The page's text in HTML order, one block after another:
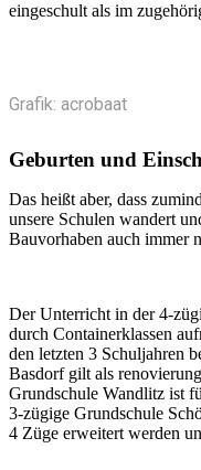
eingeschult als im
Grafik: acrobaat
Geburten und
Das heißt aber, dass
unsere Schulen wandert
Bauvorhaben auch immer
Der Unterricht in der 4-
durch Containerklassen
den letzten 3 Schuljahren
Basdorf gilt als
Grundschule Wandlitz ist
3-zügige Grundschule
4 Züge erweitert werden